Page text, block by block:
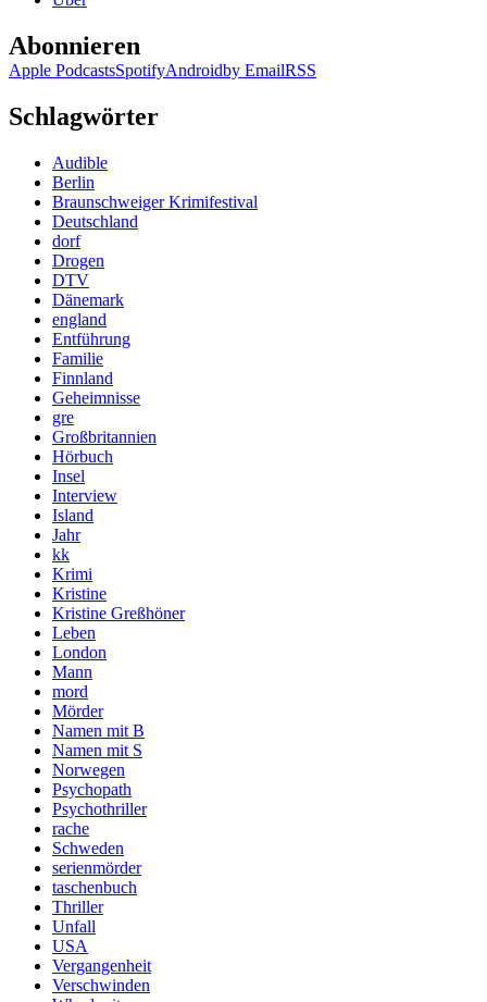
Abonnieren
Apple PodcastsSpotifyAndroidby EmailRSS
Schlagwörter
Audible
Berlin
Braunschweiger Krimifestival
Deutschland
dorf
Drogen
DTV
Dänemark
england
Entführung
Familie
Finnland
Geheimnisse
gre
Großbritannien
Hörbuch
Insel
Interview
Island
Jahr
kk
Krimi
Kristine
Kristine Greßhöner
Leben
London
Mann
mord
Mörder
Namen mit B
Namen mit S
Norwegen
Psychopath
Psychothriller
rache
Schweden
serienmörder
taschenbuch
Thriller
Unfall
USA
Vergangenheit
Verschwinden